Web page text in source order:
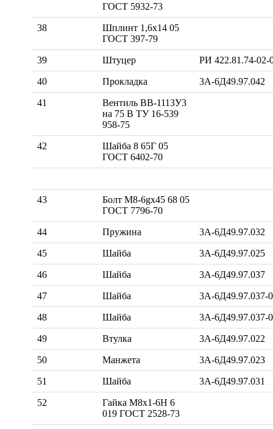
ГОСТ 5932-73
38
Шплинт 1,6х14 05
ГОСТ 397-79
39 Штуцер РИ 422.81.74-02-
40 Прокладка 3А-6Д49.97.042
41
Вентиль ВВ-1113У3
на 75 В ТУ 16-539
958-75
42
Шайба 8 65Г 05
ГОСТ 6402-70
43
Болт М8-6gx45 68 05
ГОСТ 7796-70
44 Пружина 3А-6Д49.97.032
45 Шайба 3А-6Д49.97.025
46 Шайба 3А-6Д49.97.037
47 Шайба 3А-6Д49.97.037-
48 Шайба 3А-6Д49.97.037-
49 Втулка 3А-6Д49.97.022
50 Манжета 3А-6Д49.97.023
51 Шайба 3А-6Д49.97.031
52
Гайка М8х1-6Н 6
019 ГОСТ 2528-73